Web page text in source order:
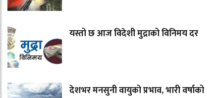
यस्तो छ आज विदेशी मुद्राको विनिमय दर
देशभर मनसुनी वायुको प्रभाव, भारी वर्षाको